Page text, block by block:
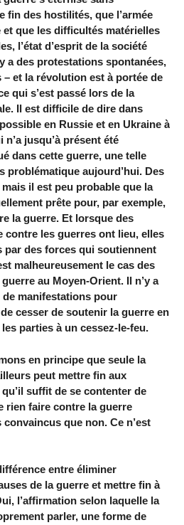
fin des hostilités, que l’armée
que les difficultés matérielles
l’état d’esprit de la société
a des protestations spontanées,
et la révolution est à portée de
qui s’est passé lors de la
Il est difficile de dire dans
en Russie et en Ukraine à
n’a jusqu’à présent été
dans cette guerre, une telle
problématique aujourd’hui. Des
il est peu probable que la
prête pour, par exemple,
la guerre. Et lorsque des
contre les guerres ont lieu, elles
par des forces qui soutiennent
malheureusement le cas des
au Moyen-Orient. Il n’y a
manifestations pour
cesser de soutenir la guerre en
parties à un cessez-le-feu.
en principe que seule la
peut mettre fin aux
suffit de se contenter de
rien faire contre la guerre
que non. Ce n’est
entre éliminer
de la guerre et mettre fin à
l’affirmation selon laquelle la
parler, une forme de